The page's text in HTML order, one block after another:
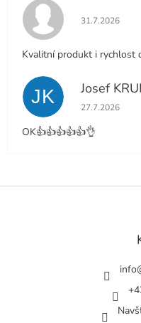
Hodnocení
31.7.2026
Kvalitní produkt i rychlost
JK Josef
Hodnocení
27.7.2026
OK👍👍👍👍👍👌
Z
info